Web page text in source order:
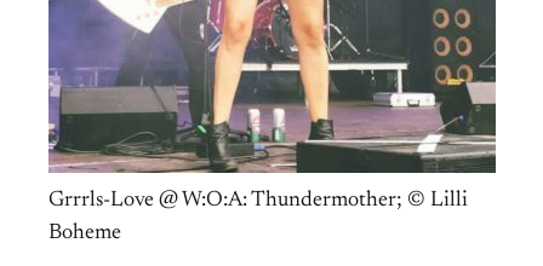
Grrrls-Love @ W:O:A: Thundermother; © Lilli
Boheme